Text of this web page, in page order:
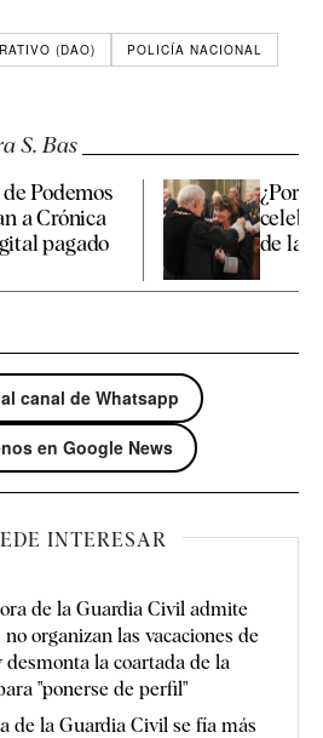
(DAO) POLICÍA NACIONAL
S. Bas
Podemos
a Crónica
pagado
¿Por
de la
canal de Whatsapp
en Google News
INTERESAR
de la Guardia Civil admite
organizan las vacaciones de
desmonta la coartada de la
"ponerse de perfil"
de la Guardia Civil se fía más